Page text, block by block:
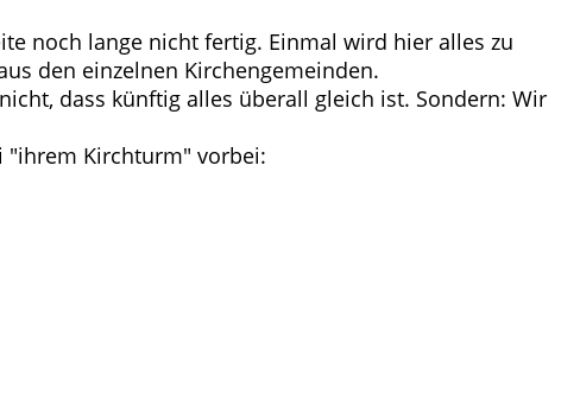
noch lange nicht fertig. Einmal wird hier alles zu
den einzelnen Kirchengemeinden.
dass künftig alles überall gleich ist. Sondern: Wir
"ihrem Kirchturm" vorbei: